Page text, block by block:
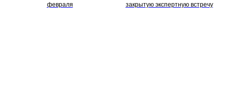
февраля
закрытую экспертную встречу